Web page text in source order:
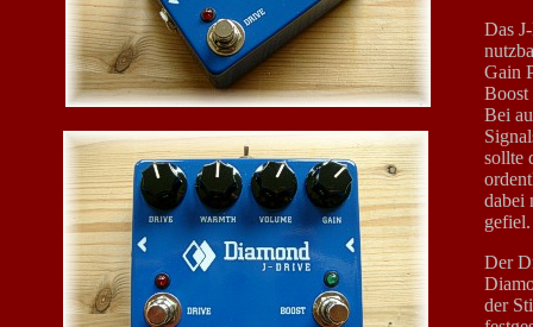
Das
Gain
Boost
Bei
sollte
dabei
Der
der